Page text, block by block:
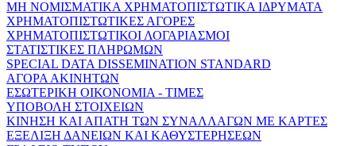
ΜΗ ΝΟΜΙΣΜΑΤΙΚΑ ΧΡΗΜΑΤΟΠΙΣΤΩΤΙΚΑ ΙΔΡΥΜΑΤΑ
ΧΡΗΜΑΤΟΠΙΣΤΩΤΙΚΕΣ ΑΓΟΡΕΣ
ΧΡΗΜΑΤΟΠΙΣΤΩΤΙΚΟΙ ΛΟΓΑΡΙΑΣΜΟΙ
ΣΤΑΤΙΣΤΙΚΕΣ ΠΛΗΡΩΜΩΝ
SPECIAL DATA DISSEMINATION STANDARD
ΑΓΟΡΑ ΑΚΙΝΗΤΩΝ
ΕΣΩΤΕΡΙΚΗ ΟΙΚΟΝΟΜΙΑ - ΤΙΜΕΣ
ΥΠΟΒΟΛΗ ΣΤΟΙΧΕΙΩΝ
ΚΙΝΗΣΗ ΚΑΙ ΑΠΑΤΗ ΤΩΝ ΣΥΝΑΛΛΑΓΩΝ ΜΕ ΚΑΡΤΕΣ
ΕΞΕΛΙΞΗ ΔΑΝΕΙΩΝ ΚΑΙ ΚΑΘΥΣΤΕΡΗΣΕΩΝ